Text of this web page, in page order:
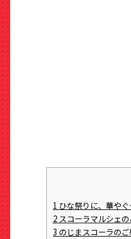
1 ひな祭りに、華やぐ
2 スコーラマルシェ
3 のじまスコーラの